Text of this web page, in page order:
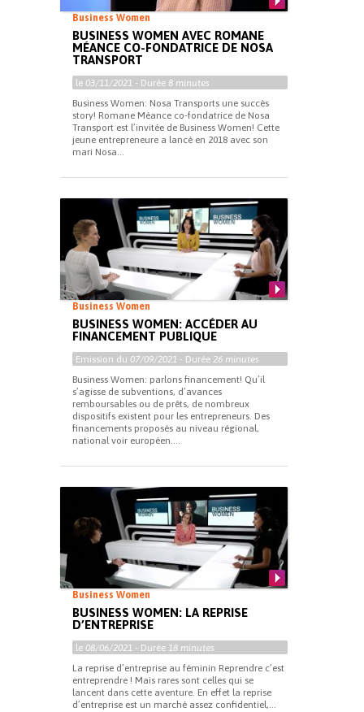
Business Women
BUSINESS WOMEN AVEC ROMANE
MÉANCE CO-FONDATRICE DE NOSA
TRANSPORT
le 03/11/2021 - Durée 8 minutes
Business Women: Nosa Transports une succès
story! Romane Méance co-fondatrice de Nosa
Transport est l’invitée de Business Women! Cette
jeune entrepreneure a lancé en 2018 avec son
mari Nosa...
Business Women
BUSINESS WOMEN: ACCÉDER AU
FINANCEMENT PUBLIQUE
Emission du 07/09/2021 - Durée 26 minutes
Business Women: parlons financement! Qu’il
s’agisse de subventions, d’avances
remboursables ou de prêts, de nombreux
dispositifs existent pour les entrepreneurs. Des
financements proposés au niveau régional,
national voir européen....
Business Women
BUSINESS WOMEN: LA REPRISE
D’ENTREPRISE
le 08/06/2021 - Durée 18 minutes
La reprise d’entreprise au féminin Reprendre c’est
entreprendre ! Mais rares sont celles qui se
lancent dans cette aventure. En effet la reprise
d’entreprise est un marché assez confidentiel,...